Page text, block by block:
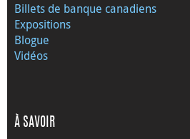
Billets de banque canadiens
Expositions
Blogue
Vidéos
À SAVOIR